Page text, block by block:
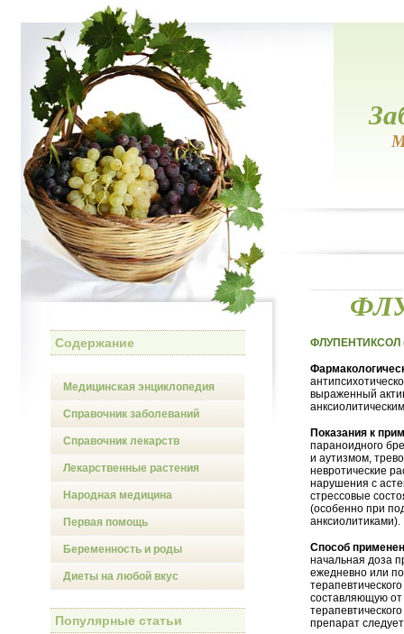
Содержание
Медицинская энциклопедия
Справочник заболеваний
Справочник лекарств
Лекарственные растения
Народная медицина
Первая помощь
Беременность и роды
Диеты на любой вкус
Популярные статьи
ФЛУПЕНТИКСОЛ
выраженный
Показания к
параноидного
и аутизмом,
невротические
нарушения с
стрессовые
(особенно при
анксиолитиками).
Способ
начальная доза
ежедневно или по
составляющую от
препарат